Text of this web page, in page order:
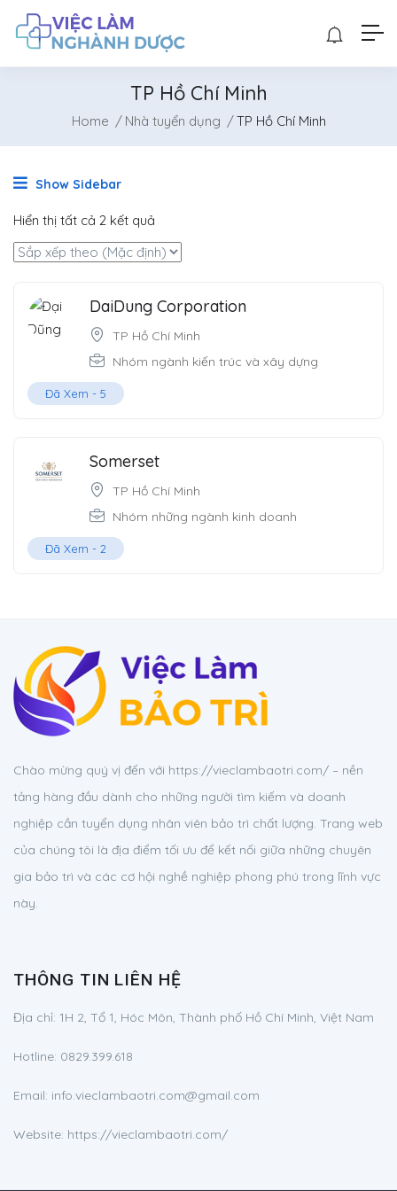
TP Hồ Chí Minh
Home Nhà tuyển dụng TP Hồ Chí Minh
Show Sidebar
Hiển thị tất cả 2 kết quả
DaiDung Corporation
TP Hồ Chí Minh
Nhóm ngành kiến trúc và xây dựng
Đã Xem - 5
Somerset
TP Hồ Chí Minh
Nhóm những ngành kinh doanh
Đã Xem - 2
Chào mừng quý vị đến với https://vieclambaotri.com/ – nền
tảng hàng đầu dành cho những người tìm kiếm và doanh
nghiệp cần tuyển dụng nhân viên bảo trì chất lượng. Trang web
của chúng tôi là địa điểm tối ưu để kết nối giữa những chuyên
gia bảo trì và các cơ hội nghề nghiệp phong phú trong lĩnh vực
này.
THÔNG TIN LIÊN HỆ
Địa chỉ: 1H 2, Tổ 1, Hóc Môn, Thành phố Hồ Chí Minh, Việt Nam
Hotline: 0829.399.618
Email: info.vieclambaotri.com@gmail.com
Website: https://vieclambaotri.com/